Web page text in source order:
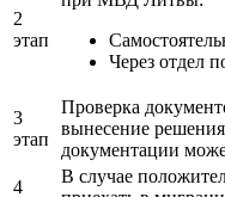
2
этап
Через отдел
3
этап
Проверка
вынесение
документации
4
В случае